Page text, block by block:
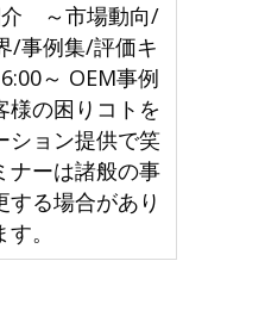
介 ～市場動向/
/事例集/評価キ
～ OEM事例
の困りコトを
ション提供で笑
ーは諸般の事
する場合があり
す。